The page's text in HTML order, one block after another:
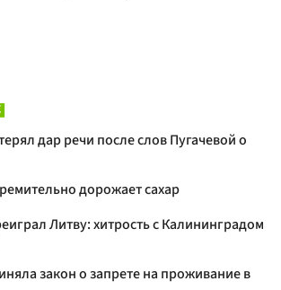
дар речи после слов Пугачевой о
дорожает сахар
Литву: хитрость с Калининградом
закон о запрете на проживание в